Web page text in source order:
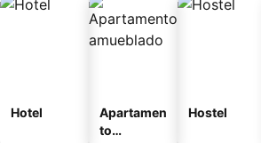
Hotel
Apartamen
to
Hostel